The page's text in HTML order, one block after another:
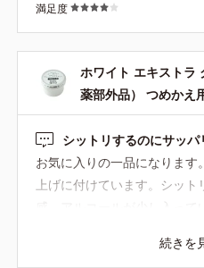
満足度
ホワイト エキストラ
薬部外品） つめかえ
シットリするのにサッパ
お気に入りの一品になりま
上げに付けています。シッ
する頃には浸透してベタつき
続きを